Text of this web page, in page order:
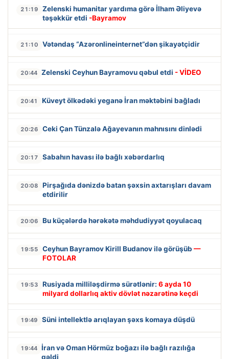
21:19
Zelenski humanitar yardıma görə İlham Əliyevə
təşəkkür etdi -Bayramov
21:10 Vətəndaş “Azəronlineinternet”dən şikayətçidir
20:44 Zelenski Ceyhun Bayramovu qəbul etdi - VİDEO
20:41 Küveyt ölkədəki yeganə İran məktəbini bağladı
20:26 Ceki Çan Tünzalə Ağayevanın mahnısını dinlədi
20:17 Sabahın havası ilə bağlı xəbərdarlıq
20:08
Pirşağıda dənizdə batan şəxsin axtarışları davam
etdirilir
20:06 Bu küçələrdə hərəkətə məhdudiyyət qoyulacaq
19:55 Ceyhun Bayramov Kirill Budanov ilə görüşüb —
FOTOLAR
19:53 Rusiyada milliləşdirmə sürətlənir: 6 ayda 10
milyard dollarlıq aktiv dövlət nəzarətinə keçdi
19:49 Süni intellektlə arıqlayan şəxs komaya düşdü
19:44 İran və Oman Hörmüz boğazı ilə bağlı razılığa
gəldi